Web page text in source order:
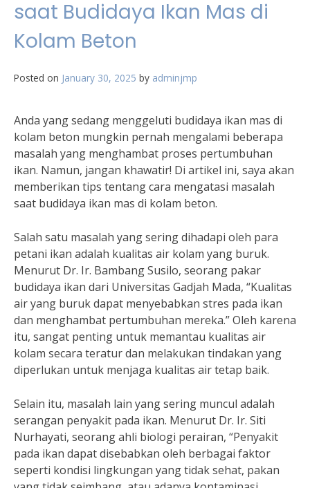
saat Budidaya Ikan Mas di
Kolam Beton
Posted on January 30, 2025 by adminjmp
Anda yang sedang menggeluti budidaya ikan mas di
kolam beton mungkin pernah mengalami beberapa
masalah yang menghambat proses pertumbuhan
ikan. Namun, jangan khawatir! Di artikel ini, saya akan
memberikan tips tentang cara mengatasi masalah
saat budidaya ikan mas di kolam beton.
Salah satu masalah yang sering dihadapi oleh para
petani ikan adalah kualitas air kolam yang buruk.
Menurut Dr. Ir. Bambang Susilo, seorang pakar
budidaya ikan dari Universitas Gadjah Mada, “Kualitas
air yang buruk dapat menyebabkan stres pada ikan
dan menghambat pertumbuhan mereka.” Oleh karena
itu, sangat penting untuk memantau kualitas air
kolam secara teratur dan melakukan tindakan yang
diperlukan untuk menjaga kualitas air tetap baik.
Selain itu, masalah lain yang sering muncul adalah
serangan penyakit pada ikan. Menurut Dr. Ir. Siti
Nurhayati, seorang ahli biologi perairan, “Penyakit
pada ikan dapat disebabkan oleh berbagai faktor
seperti kondisi lingkungan yang tidak sehat, pakan